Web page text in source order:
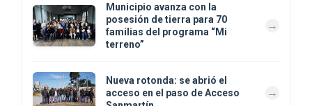
Municipio avanza con la
posesión de tierra para 70
familias del programa “Mi
terreno”
Nueva rotonda: se abrió el
acceso en el paso de Acceso